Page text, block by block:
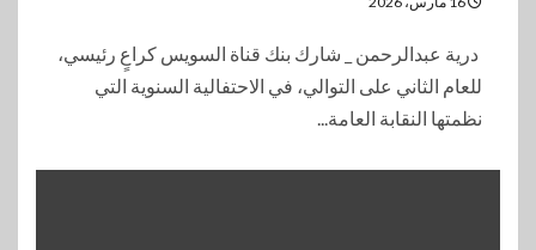
درية عبدالرحمن _ شارك بنك قناة السويس كراعٍ رئيسي،
للعام الثاني على التوالي، في الاحتفالية السنوية التي
نظمتها النقابة العامة...